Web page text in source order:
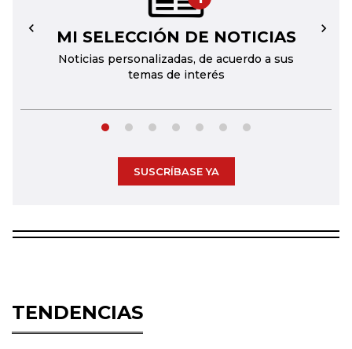
MI SELECCIÓN DE NOTICIAS
Noticias personalizadas, de acuerdo a sus
temas de interés
← →
SUSCRÍBASE YA
TENDENCIAS